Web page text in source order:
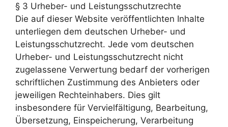
§ 3 Urheber- und Leistungsschutzrechte
Die auf dieser Website veröffentlichten Inhalte
unterliegen dem deutschen Urheber- und
Leistungsschutzrecht. Jede vom deutschen
Urheber- und Leistungsschutzrecht nicht
zugelassene Verwertung bedarf der vorherigen
schriftlichen Zustimmung des Anbieters oder
jeweiligen Rechteinhabers. Dies gilt
insbesondere für Vervielfältigung, Bearbeitung,
Übersetzung, Einspeicherung, Verarbeitung